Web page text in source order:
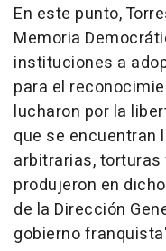
En este punto,
Memoria
instituciones a
para el
lucharon por la
que se encuentran
arbitrarias,
produjeron en
de la Dirección
gobierno